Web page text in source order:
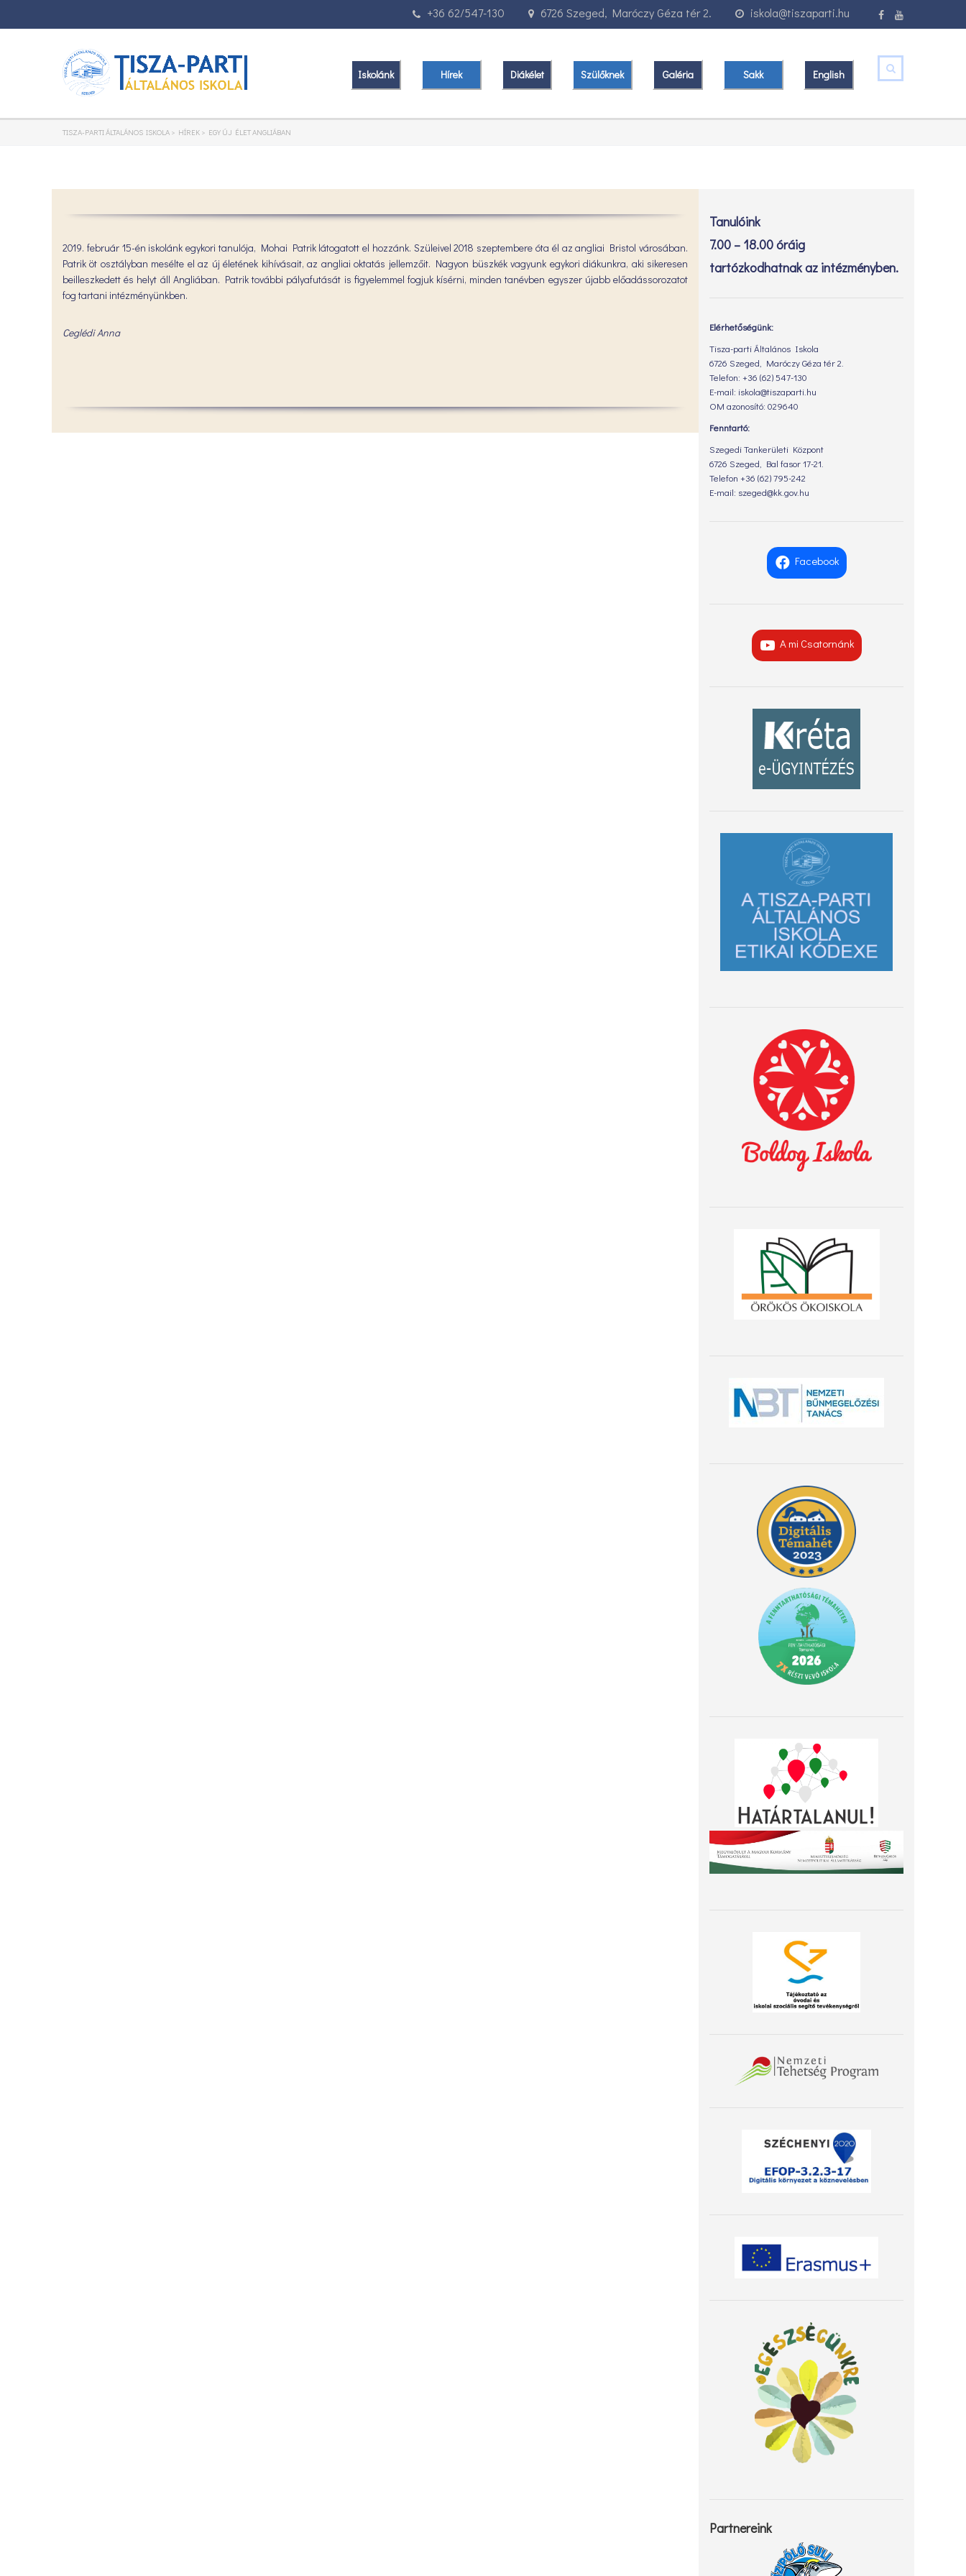
iskola@tiszaparti.hu
6726 Szeged, Maróczy Géza tér 2.
+36 62/547-130
Iskolánk Hírek Diákélet Szülőknek Galéria Sakk English
TISZA-PARTI ÁLTALÁNOS ISKOLA > HÍREK > EGY ÚJ ÉLET ANGLIÁBAN
2019. február 15-én iskolánk egykori tanulója, Mohai Patrik látogatott el hozzánk. Szüleivel 2018 szeptembere óta él az angliai Bristol városában.
Patrik öt osztályban mesélte el az új életének kihívásait, az angliai oktatás jellemzőit. Nagyon büszkék vagyunk egykori diákunkra, aki sikeresen
beilleszkedett és helyt áll Angliában. Patrik további pályafutását is figyelemmel fogjuk kísérni, minden tanévben egyszer újabb előadássorozatot
fog tartani intézményünkben.
Ceglédi Anna
Tanulóink
7.00 – 18.00 óráig
tartózkodhatnak az intézményben.
Elérhetőségünk:
Tisza-parti Általános Iskola
6726 Szeged, Maróczy Géza tér 2.
Telefon: +36 (62) 547-130
E-mail: iskola@tiszaparti.hu
OM azonosító: 029640
Fenntartó:
Szegedi Tankerületi Központ
6726 Szeged, Bal fasor 17-21.
Telefon +36 (62) 795-242
E-mail: szeged@kk.gov.hu
Facebook
A mi Csatornánk
Partnereink